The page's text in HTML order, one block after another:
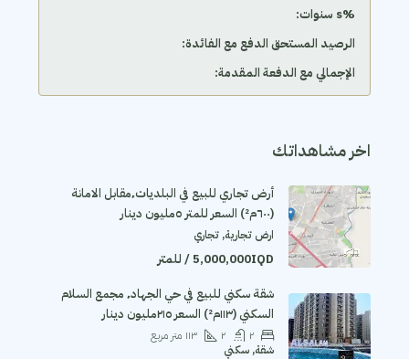
‫%s سنوات:
الرصيد المستحق الدفع مع الفائدة:
الإجمالي مع الدفعة المقدمة:
اخر مشاهداتك
أرض تجاري للبيع في البلديات٬مقابل الامانة
(٦٠٠م²) السعر للمتر ٥مليون دينار
ارض تجارية, تجاري
5,000,000IQD / للمتر
شقة سكني للبيع في حي الجهاد٬ مجمع السلام
السكني (١١٣م²) السعر ٢١٥مليون دينار
٢ ٢ ١١٣ متر مربع
شقة, سكني